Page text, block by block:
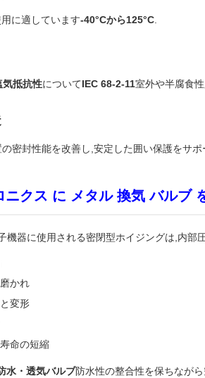
に適しています-40°Cから125°C
気抵抗性についてIEC 68-2-11室外や半腐食
密封性能を改善し,安定した囲い保護をサポ
ニクス に メタル 換気 バルブ
機器に使用される密閉型ホイジングは,内
かれ
変形
命の短縮
水・透気バルブ防水性の整合性を保ちなが